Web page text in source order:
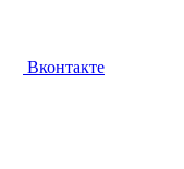
Вконтакте